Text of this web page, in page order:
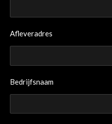
Afleveradres
Bedrijfsnaam